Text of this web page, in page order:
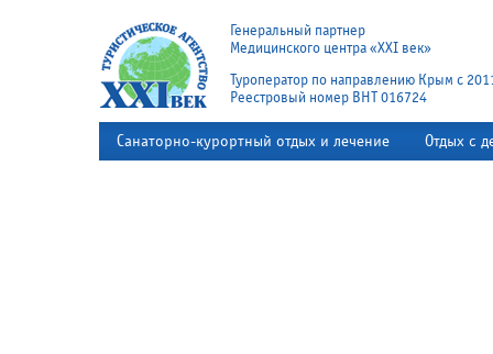
Генеральный партнер
Медицинского центра «XXI век»
Туроператор по направлению Крым с
Реестровый номер ВНТ 016724
Санаторно-курортный отдых и лечение Отдых с